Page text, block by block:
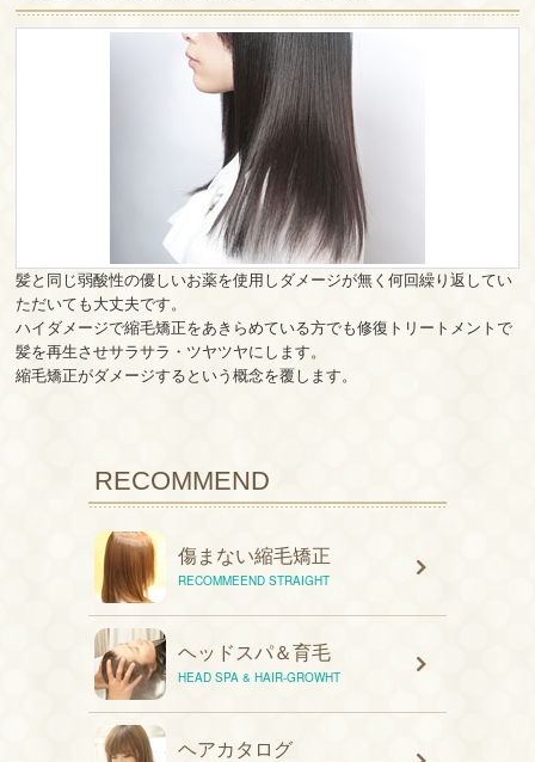
髪と同じ弱酸性の優しいお薬を使用しダメージが無く何回繰り返してい
ただいても大丈夫です。
ハイダメージで縮毛矯正をあきらめている方でも修復トリートメントで
髪を再生させサラサラ・ツヤツヤにします。
縮毛矯正がダメージするという概念を覆します。
RECOMMEND
傷まない縮毛矯正
RECOMMEEND STRAIGHT
ヘッドスパ＆育毛
HEAD SPA & HAIR-GROWHT
ヘアカタログ